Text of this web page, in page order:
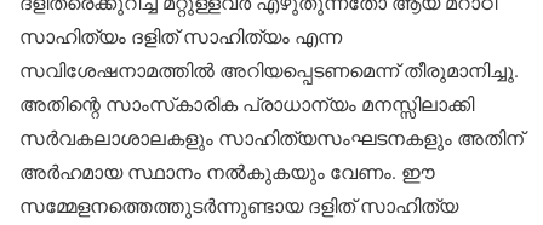
സാഹിത്യം ദളിത് സാഹിത്യം എന്ന
സവിശേഷനാമത്തില്‍ അറിയപ്പെടണമെന്ന് തീരുമാനിച്ചു.
അതിന്റെ സാംസ്‌കാരിക പ്രാധാന്യം മനസ്സിലാക്കി
സര്‍വകലാശാലകളും സാഹിത്യസംഘടനകളും അതിന്
അര്‍ഹമായ സ്ഥാനം നല്‍കുകയും വേണം. ഈ
സമ്മേളനത്തെത്തുടര്‍ന്നുണ്ടായ ദളിത് സാഹിത്യ